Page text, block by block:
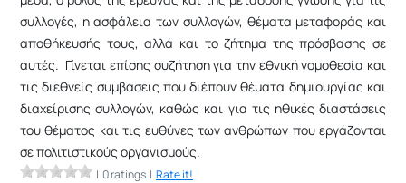
συλλογές, η ασφάλεια των συλλογών, θέματα μεταφοράς και
αποθήκευσής τους, αλλά και το ζήτημα της πρόσβασης σε
αυτές. Γίνεται επίσης συζήτηση για την εθνική νομοθεσία και
τις διεθνείς συμβάσεις που διέπουν θέματα δημιουργίας και
διαχείρισης συλλογών, καθώς και για τις ηθικές διαστάσεις
του θέματος και τις ευθύνες των ανθρώπων που εργάζονται
σε πολιτιστικούς οργανισμούς.
| 0 ratings | Rate it!